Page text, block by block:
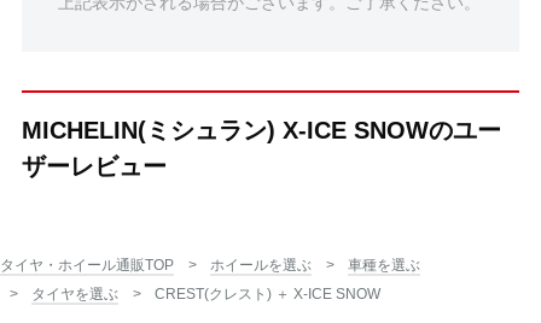
MICHELIN(ミシュラン) X-ICE SNOWのユー
ザーレビュー
タイヤ・ホイール通販TOP ホイールを選ぶ
車種を選ぶ
タイヤを選ぶ
CREST(クレスト) ＋ X-ICE SNOW